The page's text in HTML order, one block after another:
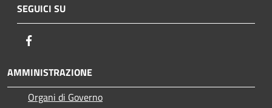
SEGUICI SU
AMMINISTRAZIONE
Organi di Governo